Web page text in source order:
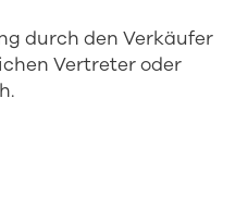
durch den Verkäufer
Vertreter oder